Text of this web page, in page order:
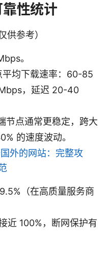
性统计
供参考）
。
均下载速率：60-85
，延迟 20-40
节点通常更稳定，跨大
的速度波动。
外的网站：完整攻
（在高质量服务商
近 100%，断网保护有